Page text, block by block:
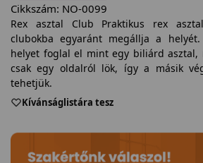
Cikkszám: NO-0099
Rex asztal Club Praktikus rex
clubokba egyaránt megállja a
helyet foglal el mint egy biliárd asztal,
csak egy oldalról lök, így a másik
tehetjük.
Kívánságlistára tesz